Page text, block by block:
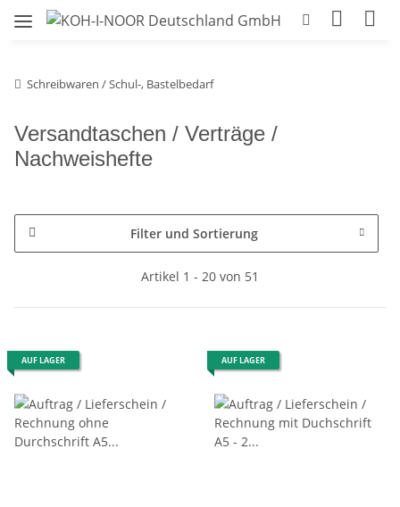
Schreibwaren / Schul-, Bastelbedarf
Versandtaschen / Verträge /
Nachweishefte
Filter und Sortierung
Artikel 1 - 20 von 51
AUF LAGER AUF LAGER